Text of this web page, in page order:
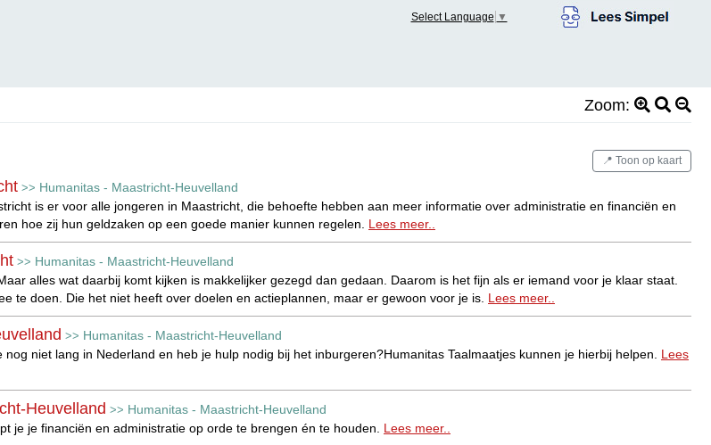
Select Language ▼
Zoom:
📍 Toon op kaart
>> Humanitas - Maastricht-Heuvelland
is er voor alle jongeren in Maastricht, die behoefte hebben aan meer informatie over administratie en financiën en
hoe zij hun geldzaken op een goede manier kunnen regelen. Lees meer..
>> Humanitas - Maastricht-Heuvelland
alles wat daarbij komt kijken is makkelijker gezegd dan gedaan. Daarom is het fijn als er iemand voor je klaar staat.
te doen. Die het niet heeft over doelen en actieplannen, maar er gewoon voor je is. Lees meer..
>> Humanitas - Maastricht-Heuvelland
niet lang in Nederland en heb je hulp nodig bij het inburgeren?Humanitas Taalmaatjes kunnen je hierbij helpen. Lees
Heuvelland >> Humanitas - Maastricht-Heuvelland
je je financiën en administratie op orde te brengen én te houden. Lees meer..